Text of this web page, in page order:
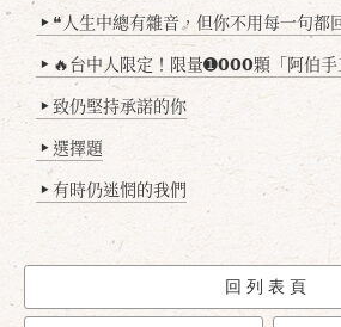
▶ ❝人生中總有雜音，但你不用每一句都
▶ 🔥台中人限定！限量➊𝟬𝟬𝟬顆「阿伯手工啵啵魚卵爆擊蛋餃」台北已被搶
▶ 致仍堅持承諾的你
▶ 選擇題
▶ 有時仍迷惘的我們
回列表頁